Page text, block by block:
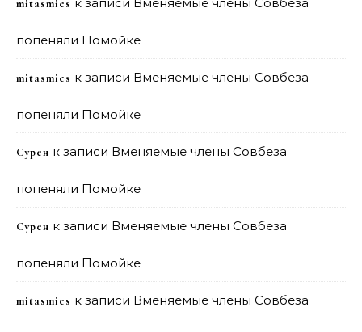
mitasmies
попеняли Помойке
mitasmies к записи Вменяемые члены Совбеза
попеняли Помойке
Сурен к записи Вменяемые члены Совбеза
попеняли Помойке
Сурен к записи Вменяемые члены Совбеза
попеняли Помойке
mitasmies к записи Вменяемые члены Совбеза